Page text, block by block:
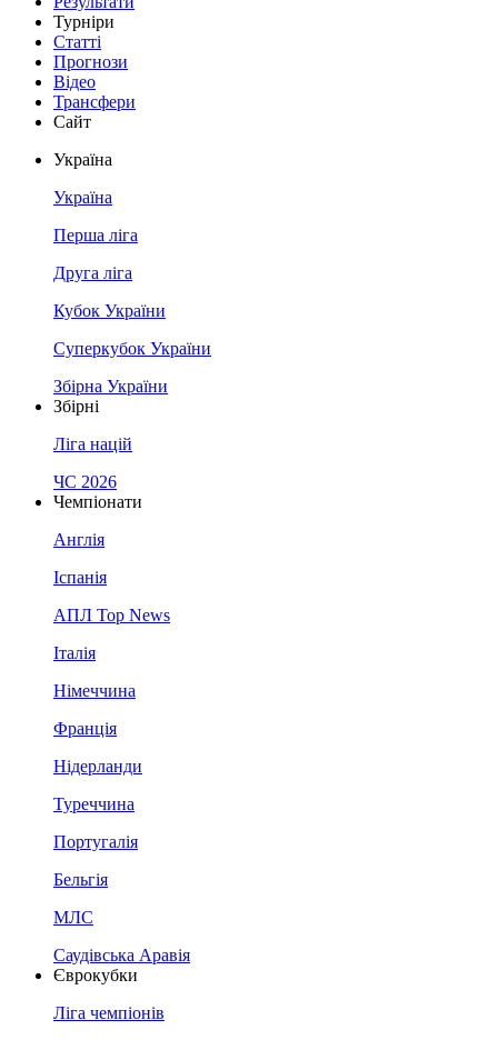
Турніри
Статті
Прогнози
Відео
Трансфери
Сайт
Україна
Україна
Перша ліга
Друга ліга
Кубок України
Суперкубок України
Збірна України
Збірні
Ліга націй
ЧС 2026
Чемпіонати
Англія
Іспанія
АПЛ Top News
Італія
Німеччина
Франція
Нідерланди
Туреччина
Португалія
Бельгія
МЛС
Саудівська Аравія
Єврокубки
Ліга чемпіонів